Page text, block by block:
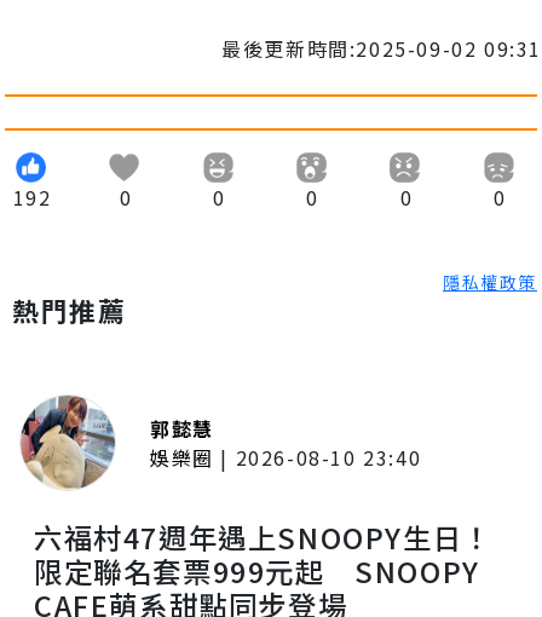
最後更新時間:2025-09-02 09:31
192 0 0 0 0 0
隱私權政策
熱門推薦
郭懿慧
娛樂圈 | 2026-08-10 23:40
六福村47週年遇上SNOOPY生日！
限定聯名套票999元起 SNOOPY
CAFE萌系甜點同步登場